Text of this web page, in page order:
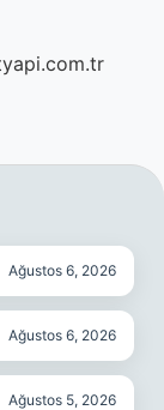
Ağustos 6, 2026
Ağustos 6, 2026
Ağustos 5, 2026